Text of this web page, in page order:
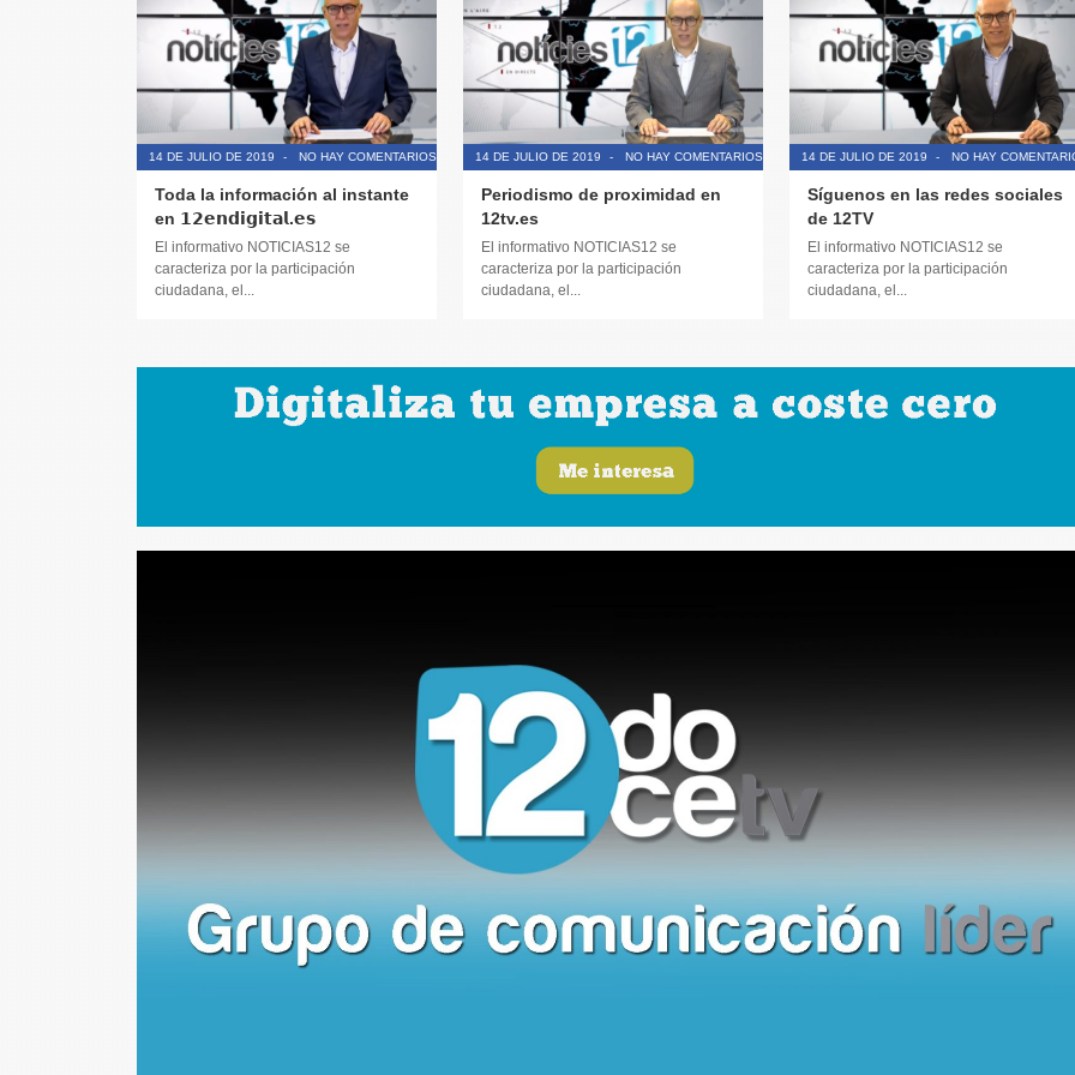
14 DE JULIO DE 2019 - NO HAY COMENTARIOS
Toda la información al instante
en 𝟭𝟮𝗲𝗻𝗱𝗶𝗴𝗶𝘁𝗮𝗹.𝗲𝘀
El informativo NOTICIAS12 se
caracteriza por la participación
ciudadana, el...
14 DE JULIO DE 2019 - NO HAY COMENTARIOS
Periodismo de proximidad en
12tv.es
El informativo NOTICIAS12 se
caracteriza por la participación
ciudadana, el...
14 DE JULIO DE 2019 - NO HAY
Síguenos en las redes sociales
de 12TV
El informativo NOTICIAS12 se
caracteriza por la participación
ciudadana, el...